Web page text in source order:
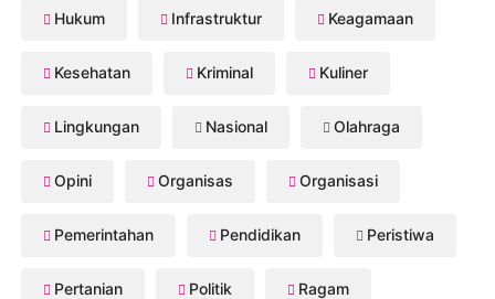
Hukum Infrastruktur Keagamaan
Kesehatan Kriminal Kuliner
Lingkungan Nasional Olahraga
Opini Organisas Organisasi
Pemerintahan Pendidikan Peristiwa
Pertanian Politik Ragam